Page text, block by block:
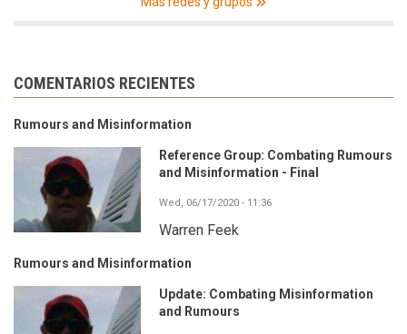
COMENTARIOS RECIENTES
Rumours and Misinformation
Reference Group: Combating Rumours
and Misinformation - Final
Wed, 06/17/2020 - 11:36
Warren Feek
Rumours and Misinformation
Update: Combating Misinformation
and Rumours